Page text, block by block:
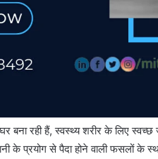
घर बना रही हैं, स्वस्थ्य शरीर के लिए
के प्रयोग से पैदा होने वाली फसलों के